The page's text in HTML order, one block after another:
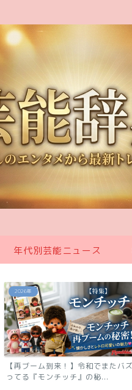
年代別芸能ニュース
2026年
再ブーム到来！】令和でまたバズ
てる『モンチッチ』の秘...